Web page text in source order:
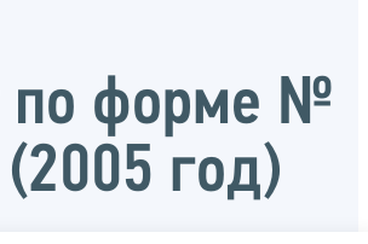
по форме №
год)